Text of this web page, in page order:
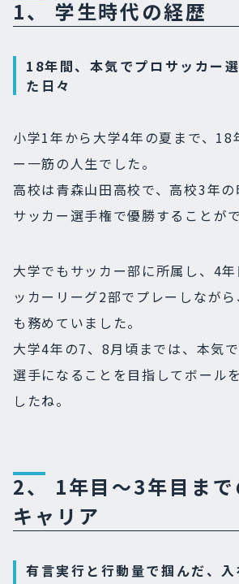
1、 学生時代の経歴
18年間、本気でプロサッカー
た日々
小学1年から大学4年の夏まで、18
ー一筋の人生でした。
高校は青森山田高校で、高校3年
サッカー選手権で優勝することが
大学でもサッカー部に所属し、4
ッカーリーグ2部でプレーしなが
も務めていました。
大学4年の7、8月頃までは、本気
選手になることを目指してボール
したね。
2、 1年目～3年目まで
キャリア
有言実行と行動量で掴んだ、